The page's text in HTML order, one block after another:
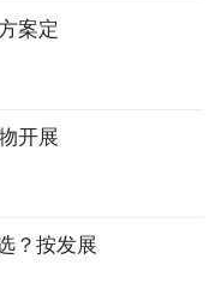
案定
开展
？按发展